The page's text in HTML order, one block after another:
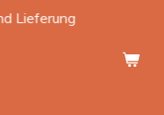
Lieferung